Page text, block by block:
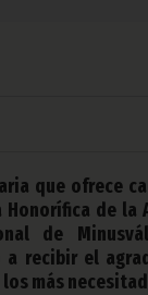
que ofrece
Honorífica de la
de
a recibir el
más